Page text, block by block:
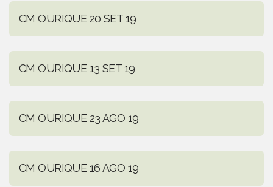
CM OURIQUE 20 SET 19
CM OURIQUE 13 SET 19
CM OURIQUE 23 AGO 19
CM OURIQUE 16 AGO 19